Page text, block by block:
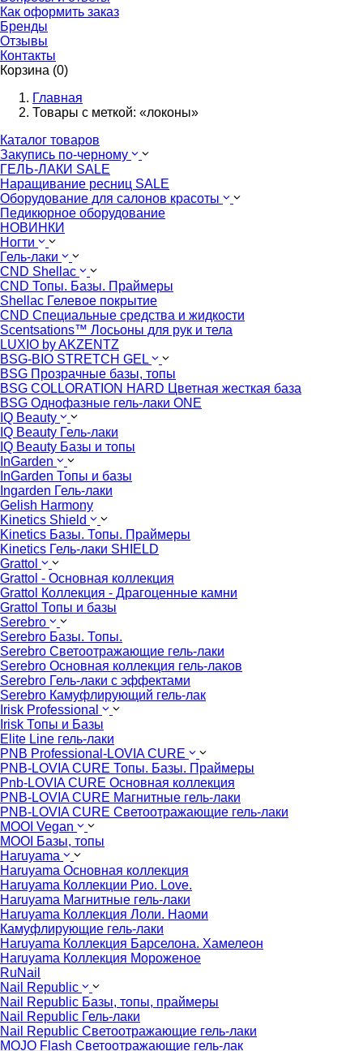
Как оформить заказ
Бренды
Отзывы
Контакты
Корзина (0)
Главная
Товары с меткой: «локоны»
Каталог товаров
Закупись по-черному
ГЕЛЬ-ЛАКИ SALE
Наращивание ресниц SALE
Оборудование для салонов красоты
Педикюрное оборудование
НОВИНКИ
Ногти
Гель-лаки
CND Shellac
CND Топы. Базы. Праймеры
Shellac Гелевое покрытие
CND Специальные средства и жидкости
Scentsations™ Лосьоны для рук и тела
LUXIO by AKZENTZ
BSG-BIO STRETCH GEL
BSG Прозрачные базы, топы
BSG COLLORATION HARD Цветная жесткая база
BSG Однофазные гель-лаки ONE
IQ Beauty
IQ Beauty Гель-лаки
IQ Beauty Базы и топы
InGarden
InGarden Топы и базы
Ingarden Гель-лаки
Gelish Harmony
Kinetics Shield
Kinetics Базы. Топы. Праймеры
Kinetics Гель-лаки SHIELD
Grattol
Grattol - Oснoвнaя коллекция
Grattol Коллекция - Драгоценные камни
Grattol Топы и базы
Serebro
Serebro Базы. Топы.
Serebro Светоотражающие гель-лаки
Serebro Основная коллекция гель-лаков
Serebro Гель-лаки с эффектами
Serebro Камуфлирующий гель-лак
Irisk Professional
Irisk Топы и Базы
Elite Line гель-лаки
PNB Professional-LOVIA CURE
PNB-LOVIA CURE Топы. Базы. Праймеры
Pnb-LOVIA CURE Основная коллекция
PNB-LOVIA CURE Магнитные гель-лаки
PNB-LOVIA CURE Cветоотражающие гель-лаки
MOOI Vegan
MOOI Базы, топы
Haruyama
Haruyama Основная коллекция
Haruyama Коллекции Рио. Love.
Haruyama Магнитные гель-лаки
Haruyama Коллекция Лоли. Наоми
Камуфлирующие гель-лаки
Haruyama Коллекция Барселона. Хамелеон
Haruyama Коллекция Мороженое
RuNail
Nail Republic
Nail Republic Базы, топы, праймеры
Nail Republic Гель-лаки
Nail Republic Светоотражающие гель-лаки
MOJO Flash Светоотражающие гель-лак